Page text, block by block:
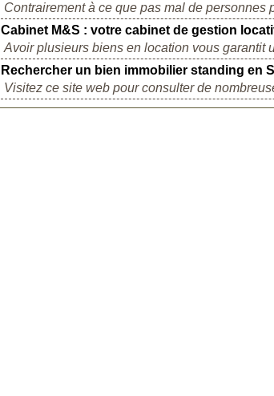
Contrairement à ce que pas mal de personnes
Cabinet M&S : votre cabinet de gestion
Avoir plusieurs biens en location vous garantit
Rechercher un bien immobilier standing en
Visitez ce site web pour consulter de